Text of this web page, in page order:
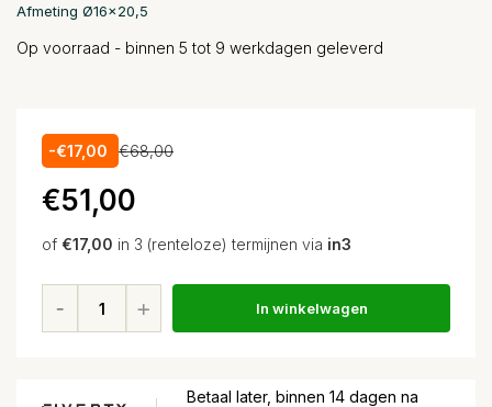
Afmeting Ø16x20,5
Op voorraad - binnen 5 tot 9 werkdagen geleverd
-€17,00 €68,00
€51,00
of €17,00 in 3 (renteloze) termijnen via in3
In winkelwagen
Betaal later, binnen 14 dagen na